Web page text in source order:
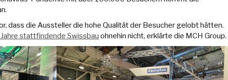
dass die Aussteller die hohe Qualität der Besucher gelobt hätten.
stattfindende Swissbau ohnehin nicht, erklärte die MCH Group.